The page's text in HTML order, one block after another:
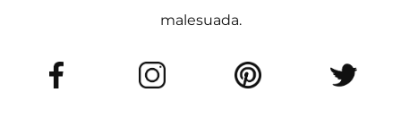
malesuada.